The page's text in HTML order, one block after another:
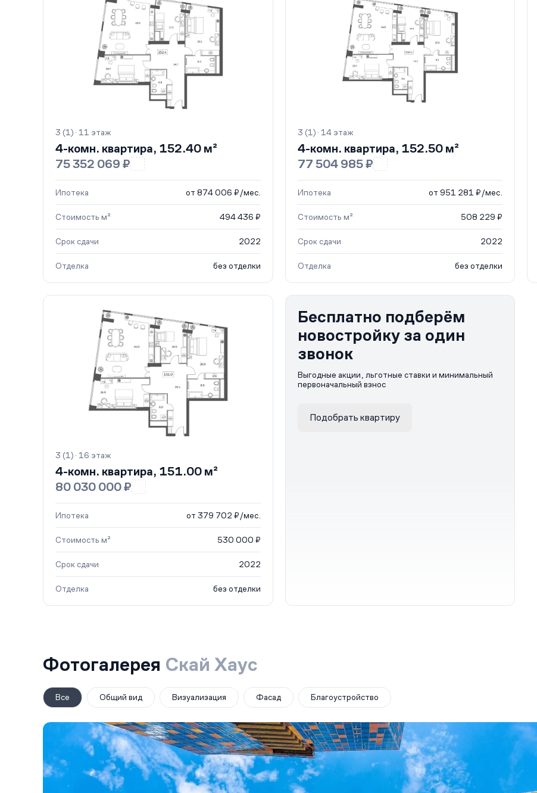
3 (1) · 11 этаж
4-комн. квартира, 152.40 м²
75 352 069 ₽
Ипотека от 874 006 ₽/мес.
Стоимость м² 494 436 ₽
Срок сдачи 2022
Отделка без отделки
3 (1) · 14 этаж
4-комн. квартира, 152.50 м²
77 504 985 ₽
Ипотека от 951 281 ₽/мес.
Стоимость м² 508 229 ₽
Срок сдачи 2022
Отделка без отделки
3 (1) · 16 этаж
4-комн. квартира, 151.00 м²
80 030 000 ₽
Ипотека от 379 702 ₽/мес.
Стоимость м² 530 000 ₽
Срок сдачи 2022
Отделка без отделки
Бесплатно подберём
новостройку за один
звонок
Выгодные акции, льготные ставки и минимальный
первоначальный взнос
Подобрать квартиру
Фотогалерея Скай Хаус
Все Общий вид Визуализация Фасад Благоустройство